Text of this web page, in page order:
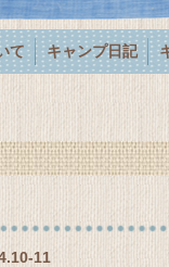
て キャンプ日記
11